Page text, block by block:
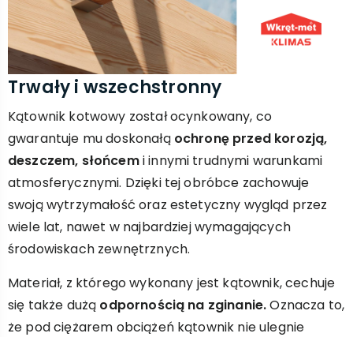
Trwały i wszechstronny
Kątownik kotwowy został ocynkowany, co
gwarantuje mu doskonałą ochronę przed korozją,
deszczem, słońcemi innymi trudnymi warunkami
atmosferycznymi. Dzięki tej obróbce zachowuje
swoją wytrzymałość oraz estetyczny wygląd przez
wiele lat, nawet w najbardziej wymagających
środowiskach zewnętrznych.
Materiał, z którego wykonany jest kątownik, cechuje
się także dużą odpornością na zginanie.Oznacza to,
że pod ciężarem obciążeń kątownik nie ulegnie